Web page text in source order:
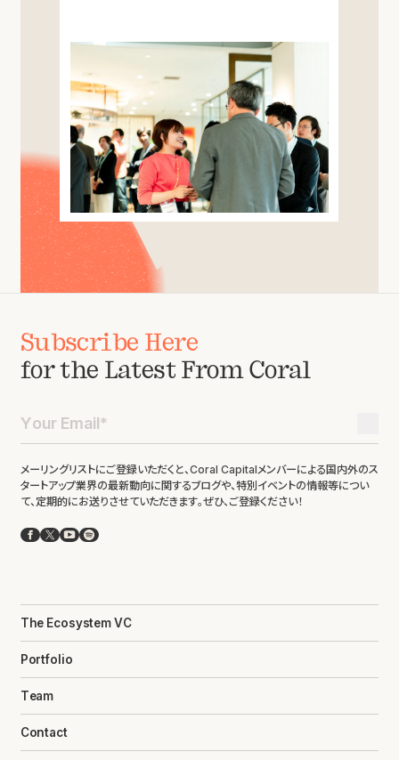
Subscribe Here
for the Latest From Coral
メーリングリストにご登録いただくと、Coral Capitalメンバーによる国内外のス
タートアップ業界の最新動向に関するブログや、特別イベントの情報等につい
て、定期的にお送りさせていただきます。ぜひ、ご登録ください！
Facebook
X YouTube
Spotify
The Ecosystem VC
Portfolio
Team
Contact